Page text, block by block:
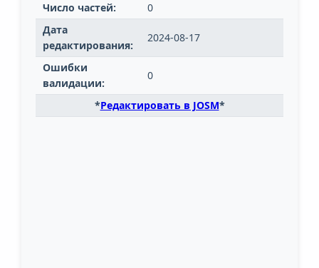
Число частей:
0
Дата
редактирования:
2024-08-17
Ошибки
валидации:
0
*Редактировать в JOSM*